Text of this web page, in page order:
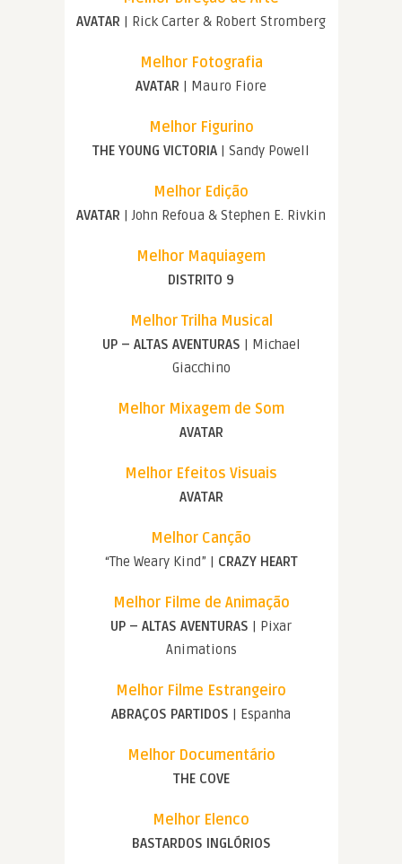
AVATAR | Rick Carter & Robert Stromberg
Melhor Fotografia
AVATAR | Mauro Fiore
Melhor Figurino
THE YOUNG VICTORIA | Sandy Powell
Melhor Edição
AVATAR | John Refoua & Stephen E. Rivkin
Melhor Maquiagem
DISTRITO 9
Melhor Trilha Musical
UP – ALTAS AVENTURAS | Michael
Giacchino
Melhor Mixagem de Som
AVATAR
Melhor Efeitos Visuais
AVATAR
Melhor Canção
“The Weary Kind” | CRAZY HEART
Melhor Filme de Animação
UP – ALTAS AVENTURAS | Pixar
Animations
Melhor Filme Estrangeiro
ABRAÇOS PARTIDOS | Espanha
Melhor Documentário
THE COVE
Melhor Elenco
BASTARDOS INGLÓRIOS